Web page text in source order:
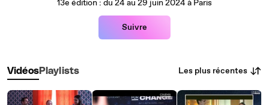
13e édition : du 24 au 29 juin 2024 à Paris
Suivre
VidéosPlaylists Les plus récentes